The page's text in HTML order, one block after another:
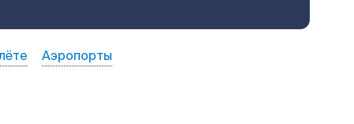
Аэропорты